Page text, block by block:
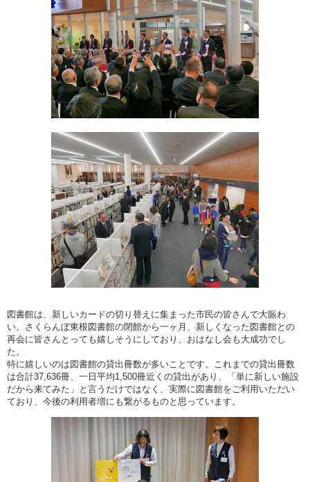
図書館は、新しいカードの切り替えに集まった市民の皆さんで大賑わ
い。さくらんぼ東根図書館の閉館から一ヶ月、新しくなった図書館との
再会に皆さんとっても嬉しそうにしており、おはなし会も大成功でし
た。
特に嬉しいのは図書館の貸出冊数が多いことです。これまでの貸出冊数
は合計37,636冊、一日平均1,500冊近くの貸出があり、「単に新しい施設
だから来てみた」と言うだけではなく、実際に図書館をご利用いただい
ており、今後の利用者増にも繋がるものと思っています。